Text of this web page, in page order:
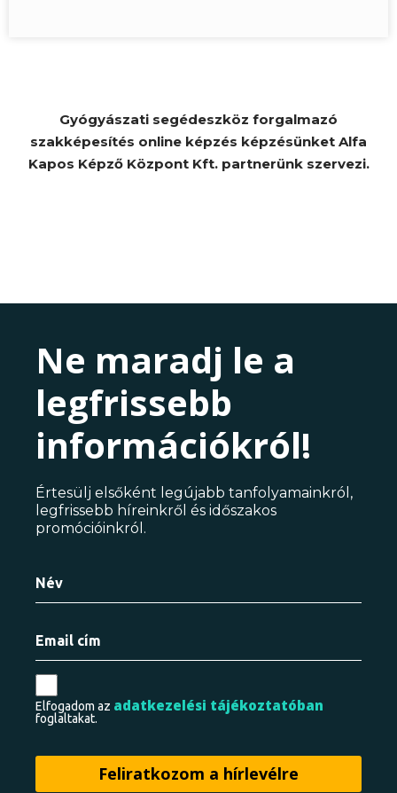
Gyógyászati segédeszköz forgalmazó
szakképesítés online képzés képzésünket Alfa
Kapos Képző Központ Kft. partnerünk szervezi.
Ne maradj le a
legfrissebb
információkról!
Értesülj elsőként legújabb tanfolyamainkról,
legfrissebb híreinkről és időszakos
promócióinkról.
Elfogadom az adatkezelési tájékoztatóban
foglaltakat.